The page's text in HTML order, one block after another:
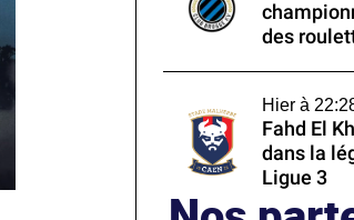
des
Hier à
Fahd El
dans la
Ligue 3